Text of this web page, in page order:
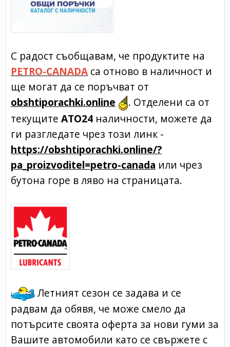
С радост съобщавам, че продуктите на
PETRO-CANADA са отново в наличност и
ще могат да се поръчват от
obshtiporachki.online
. Отделени са от
текущите ATO24 наличности, можете да
ги разгледате чрез този линк -
https://obshtiporachki.online/?
pa_proizvoditel=petro-canada или чрез
бутона горе в ляво на страницата.
Летният сезон се задава и се
радвам да обявя, че може смело да
потърсите своята оферта за нови гуми за
Вашите автомобили като се свържете с